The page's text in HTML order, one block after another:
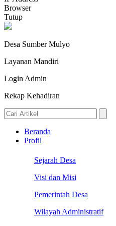
Browser
Tutup
Desa Sumber Mulyo
Layanan Mandiri
Login Admin
Rekap Kehadiran
Beranda
Profil
Sejarah Desa
Visi dan Misi
Pemerintah Desa
Wilayah Administratif